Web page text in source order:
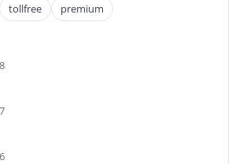
tollfree premium